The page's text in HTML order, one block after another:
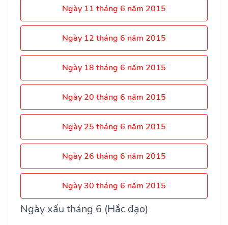
Ngày 11 tháng 6 năm 2015
Ngày 12 tháng 6 năm 2015
Ngày 18 tháng 6 năm 2015
Ngày 20 tháng 6 năm 2015
Ngày 25 tháng 6 năm 2015
Ngày 26 tháng 6 năm 2015
Ngày 30 tháng 6 năm 2015
Ngày xấu tháng 6 (Hắc đạo)